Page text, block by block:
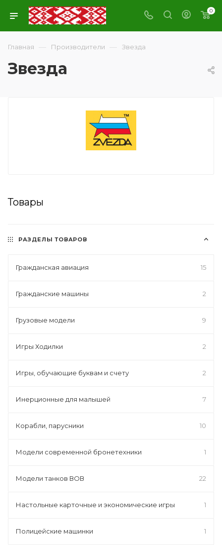
0
Главная — Производители — Звезда
Звезда
Товары
РАЗДЕЛЫ ТОВАРОВ
Гражданская авиация 15
Гражданские машины 2
Грузовые модели 9
Игры Ходилки 2
Игры, обучающие буквам и счету 2
Инерционные для малышей 7
Корабли, парусники 10
Модели современной бронетехники 1
Модели танков ВОВ 22
Настольные карточные и экономические игры 1
Полицейские машинки 1